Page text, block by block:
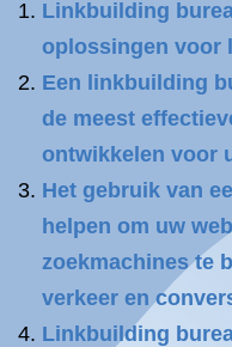
Linkbuilding
oplossingen voor
Een linkbuilding
de meest
ontwikkelen voor
Het gebruik van
helpen om uw
zoekmachines te
verkeer en
Linkbuilding